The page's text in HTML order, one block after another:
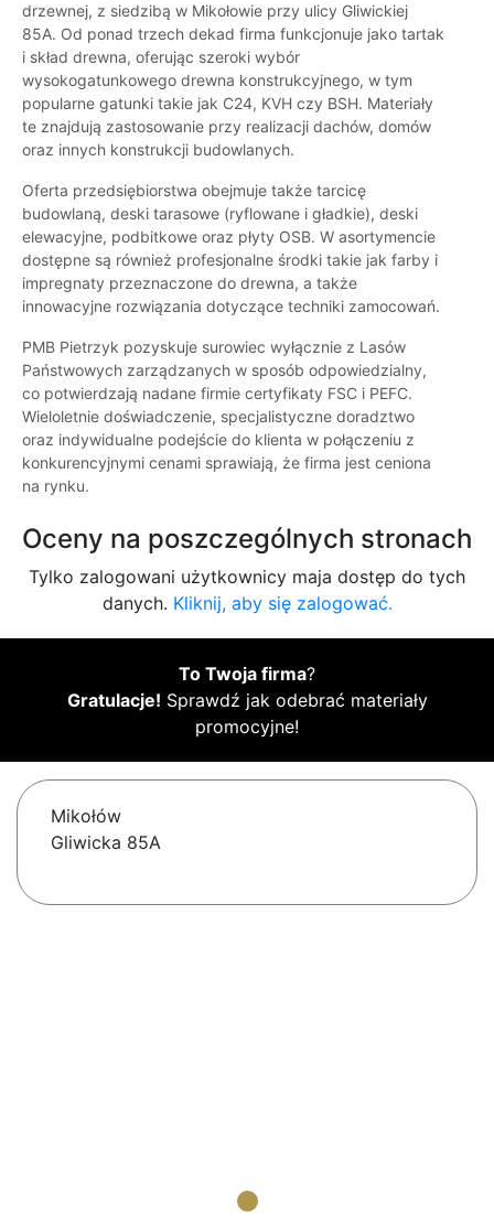
drzewnej, z siedzibą w Mikołowie przy ulicy Gliwickiej
85A. Od ponad trzech dekad firma funkcjonuje jako tartak
i skład drewna, oferując szeroki wybór
wysokogatunkowego drewna konstrukcyjnego, w tym
popularne gatunki takie jak C24, KVH czy BSH. Materiały
te znajdują zastosowanie przy realizacji dachów, domów
oraz innych konstrukcji budowlanych.
Oferta przedsiębiorstwa obejmuje także tarcicę
budowlaną, deski tarasowe (ryflowane i gładkie), deski
elewacyjne, podbitkowe oraz płyty OSB. W asortymencie
dostępne są również profesjonalne środki takie jak farby i
impregnaty przeznaczone do drewna, a także
innowacyjne rozwiązania dotyczące techniki zamocowań.
PMB Pietrzyk pozyskuje surowiec wyłącznie z Lasów
Państwowych zarządzanych w sposób odpowiedzialny,
co potwierdzają nadane firmie certyfikaty FSC i PEFC.
Wieloletnie doświadczenie, specjalistyczne doradztwo
oraz indywidualne podejście do klienta w połączeniu z
konkurencyjnymi cenami sprawiają, że firma jest ceniona
na rynku.
Oceny na poszczególnych stronach
Tylko zalogowani użytkownicy maja dostęp do tych
danych. Kliknij, aby się zalogować.
To Twoja firma?
Gratulacje! Sprawdź jak odebrać materiały
promocyjne!
Mikołów
Gliwicka 85A